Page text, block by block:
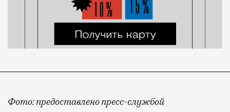
Фото: предоставлено пресс-службой